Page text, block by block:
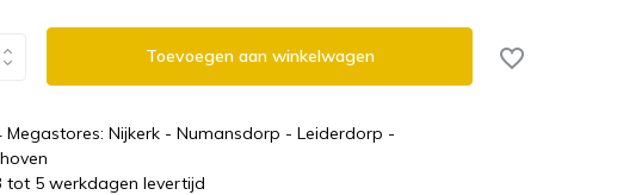
Toevoegen aan winkelwagen
Megastores: Nijkerk - Numansdorp - Leiderdorp -
tot 5 werkdagen levertijd